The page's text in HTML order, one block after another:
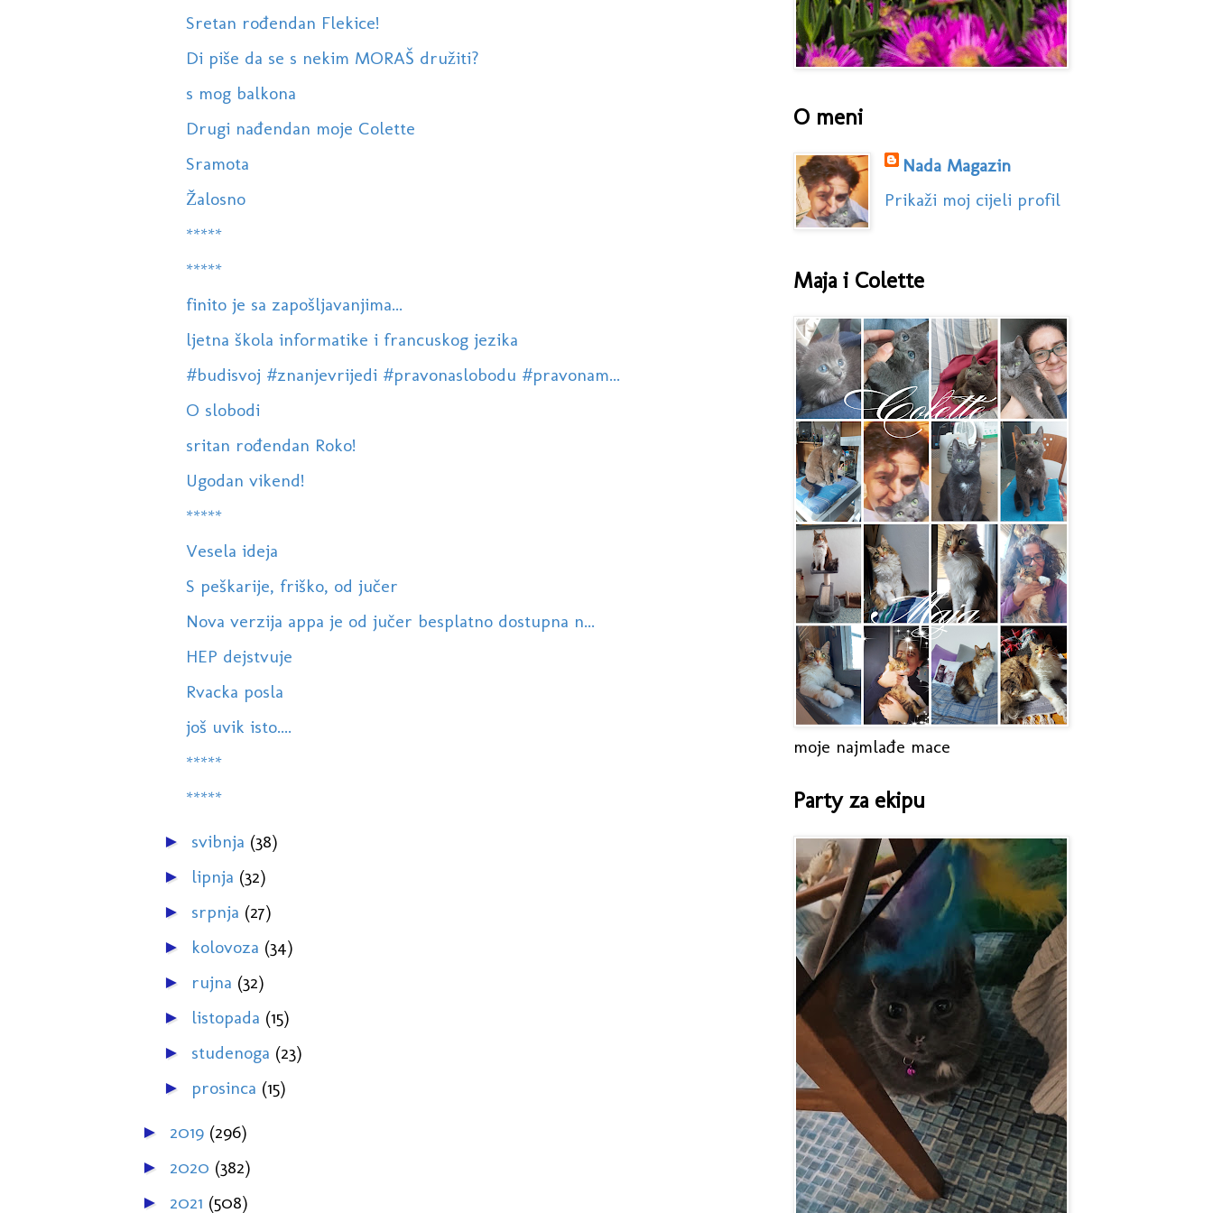
Sretan rođendan Flekice!
Di piše da se s nekim MORAŠ družiti?
s mog balkona
Drugi nađendan moje Colette
Sramota
Žalosno
*****
*****
finito je sa zapošljavanjima...
ljetna škola informatike i francuskog jezika
#budisvoj #znanjevrijedi #pravonaslobodu #pravonam...
O slobodi
sritan rođendan Roko!
Ugodan vikend!
*****
Vesela ideja
S peškarije, friško, od jučer
Nova verzija appa je od jučer besplatno dostupna n...
HEP dejstvuje
Rvacka posla
još uvik isto....
*****
*****
► svibnja (38)
► lipnja (32)
► srpnja (27)
► kolovoza (34)
► rujna (32)
► listopada (15)
► studenoga (23)
► prosinca (15)
► 2019 (296)
► 2020 (382)
► 2021 (508)
O meni
Nada Magazin
Prikaži moj cijeli profil
Maja i Colette
moje najmlađe mace
Party za ekipu